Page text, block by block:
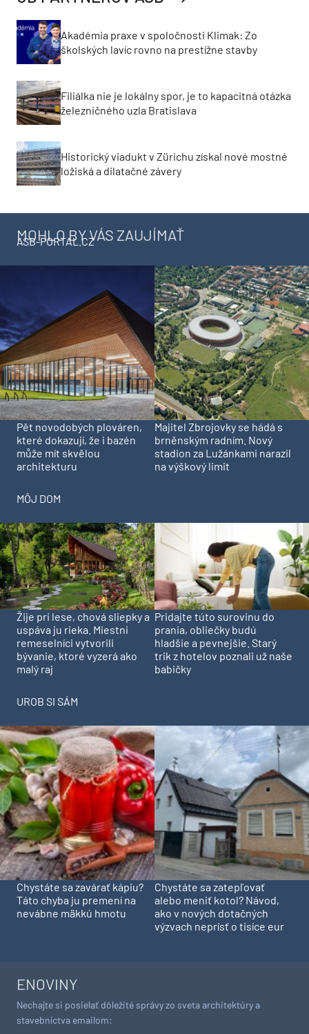
Akadémia praxe v spoločnosti Klimak: Zo
školských lavíc rovno na prestížne stavby
Filiálka nie je lokálny spor, je to kapacitná otázka
železničného uzla Bratislava
Historický viadukt v Zürichu získal nové mostné
ložiská a dilatačné závery
MOHLO BY VÁS ZAUJÍMAŤ
ASB-PORTAL.CZ
Pět novodobých plováren,
které dokazují, že i bazén
může mít skvělou
architekturu
Majitel Zbrojovky se hádá s
brněnským radním. Nový
stadion za Lužánkami narazil
na výškový limit
MÔJ DOM
Žije pri lese, chová sliepky a
uspáva ju rieka. Miestni
remeselníci vytvorili
bývanie, ktoré vyzerá ako
malý raj
Pridajte túto surovinu do
prania, obliečky budú
hladšie a pevnejšie. Starý
trik z hotelov poznali už naše
babičky
UROB SI SÁM
Chystáte sa zavárať kápiu?
Táto chyba ju premení na
nevábne mäkkú hmotu
Chystáte sa zatepľovať
alebo meniť kotol? Návod,
ako v nových dotačných
výzvach neprísť o tisíce eur
ENOVINY
Nechajte si posielať dôležité správy zo sveta architektúry a
stavebníctva emailom: